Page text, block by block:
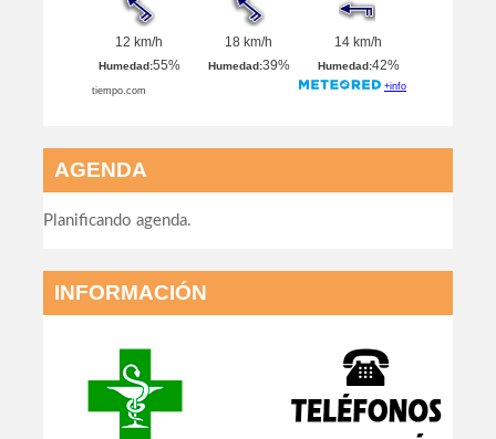
AGENDA
Planificando agenda.
INFORMACIÓN